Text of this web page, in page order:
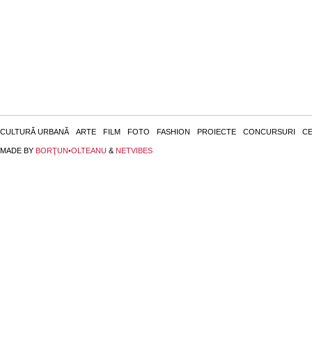
CULTURĂ URBANĂ ARTE FILM FOTO FASHION PROIECTE CONCURSURI
MADE BY BORŢUN•OLTEANU & NETVIBES